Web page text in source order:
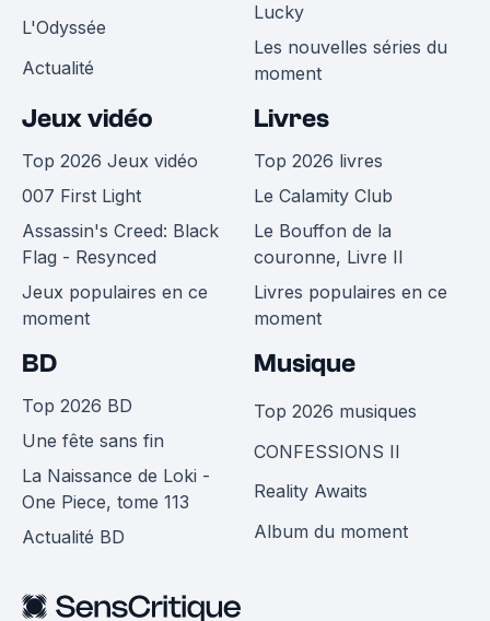
L'Odyssée
Actualité
Lucky
Les nouvelles séries du
moment
Jeux vidéo
Top 2026 Jeux vidéo
007 First Light
Assassin's Creed: Black
Flag - Resynced
Jeux populaires en ce
moment
Livres
Top 2026 livres
Le Calamity Club
Le Bouffon de la
couronne, Livre II
Livres populaires en ce
moment
BD
Top 2026 BD
Une fête sans fin
La Naissance de Loki -
One Piece, tome 113
Actualité BD
Musique
Top 2026 musiques
CONFESSIONS II
Reality Awaits
Album du moment